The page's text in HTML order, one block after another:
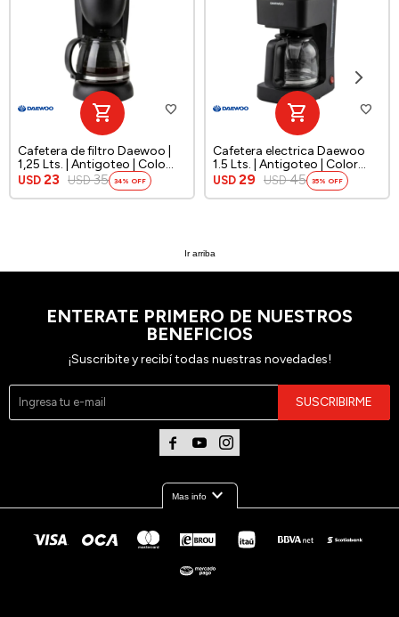
Cafetera de filtro Daewoo |
1,25 Lts. | Antigoteo | Colo
negro
USD 23 USD 35 34
Cafetera electrica Daewoo
1.5 Lts. | Antigoteo | Color
negro
USD 29 USD 45 35
Ir arriba
ENTERATE PRIMERO DE NUESTROS
BENEFICIOS
¡Suscribite y recibí todas nuestras novedades!
SUSCRIBIRME
  
Mas infoexpand_more